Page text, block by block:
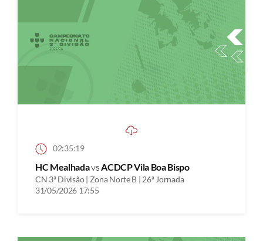
02:35:19
HC MealhadavsACDCP Vila Boa Bispo
CN 3ª Divisão | Zona Norte B | 26ª Jornada
31/05/2026 17:55